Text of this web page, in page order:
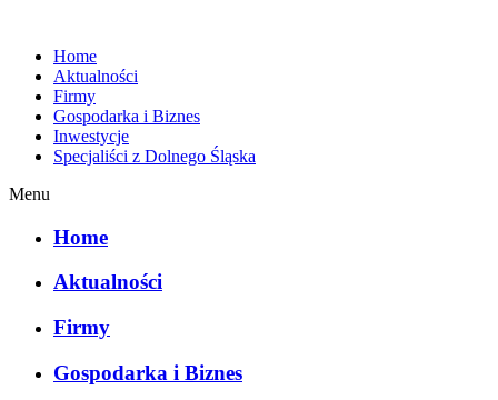
Home
Aktualności
Firmy
Gospodarka i Biznes
Inwestycje
Specjaliści z Dolnego Śląska
Menu
Home
Aktualności
Firmy
Gospodarka i Biznes